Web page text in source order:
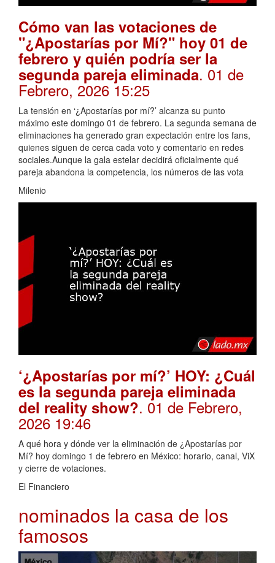
Cómo van las votaciones de
"¿Apostarías por Mí?" hoy 01 de
febrero y quién podría ser la
segunda pareja eliminada. 01 de
Febrero, 2026 15:25
La tensión en ‘¿Apostarías por mí?’ alcanza su punto
máximo este domingo 01 de febrero. La segunda semana de
eliminaciones ha generado gran expectación entre los fans,
quienes siguen de cerca cada voto y comentario en redes
sociales.Aunque la gala estelar decidirá oficialmente qué
pareja abandona la competencia, los números de las vota
Milenio
‘¿Apostarías por mí?’ HOY: ¿Cuál
es la segunda pareja eliminada
del reality show?. 01 de Febrero,
2026 19:46
A qué hora y dónde ver la eliminación de ¿Apostarías por
Mí? hoy domingo 1 de febrero en México: horario, canal, ViX
y cierre de votaciones.
El Financiero
nominados la casa de los
famosos